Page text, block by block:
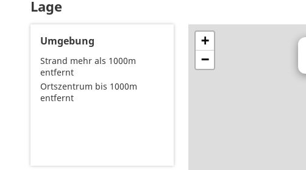
Lage
Umgebung
Strand mehr als 1000m
entfernt
Ortszentrum bis 1000m
entfernt
+
−